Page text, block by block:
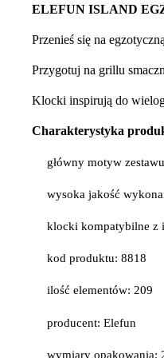
ELEFUN ISLAND
Przenieś się na
Przygotuj na grillu
Klocki inspirują do
Charakterystyka
główny motyw
wysoka jakość
klocki kompatybilne z
kod produktu: 8818
ilość elementów: 209
producent: Elefun
wymiary opakowania: